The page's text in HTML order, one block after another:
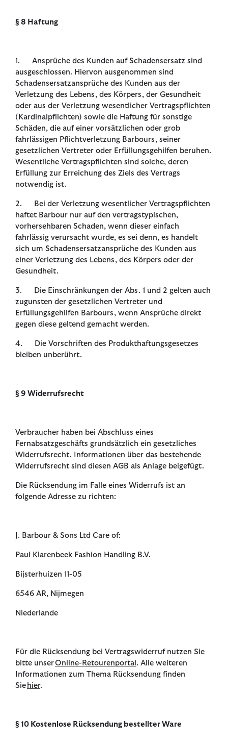
§ 8 Haftung
1. Ansprüche des Kunden auf Schadensersatz sind
ausgeschlossen. Hiervon ausgenommen sind
Schadensersatzansprüche des Kunden aus der
Verletzung des Lebens, des Körpers, der Gesundheit
oder aus der Verletzung wesentlicher Vertragspflichten
(Kardinalpflichten) sowie die Haftung für sonstige
Schäden, die auf einer vorsätzlichen oder grob
fahrlässigen Pflichtverletzung Barbours, seiner
gesetzlichen Vertreter oder Erfüllungsgehilfen beruhen.
Wesentliche Vertragspflichten sind solche, deren
Erfüllung zur Erreichung des Ziels des Vertrags
notwendig ist.
2. Bei der Verletzung wesentlicher Vertragspflichten
haftet Barbour nur auf den vertragstypischen,
vorhersehbaren Schaden, wenn dieser einfach
fahrlässig verursacht wurde, es sei denn, es handelt
sich um Schadensersatzansprüche des Kunden aus
einer Verletzung des Lebens, des Körpers oder der
Gesundheit.
3. Die Einschränkungen der Abs. 1 und 2 gelten auch
zugunsten der gesetzlichen Vertreter und
Erfüllungsgehilfen Barbours, wenn Ansprüche direkt
gegen diese geltend gemacht werden.
4. Die Vorschriften des Produkthaftungsgesetzes
bleiben unberührt.
§ 9 Widerrufsrecht
Verbraucher haben bei Abschluss eines
Fernabsatzgeschäfts grundsätzlich ein gesetzliches
Widerrufsrecht. Informationen über das bestehende
Widerrufsrecht sind diesen AGB als Anlage beigefügt.
Die Rücksendung im Falle eines Widerrufs ist an
folgende Adresse zu richten:
J. Barbour & Sons Ltd Care of:
Paul Klarenbeek Fashion Handling B.V.
Bijsterhuizen 11-05
6546 AR, Nijmegen
Niederlande
Für die Rücksendung bei Vertragswiderruf nutzen Sie
bitte unserOnline-Retourenportal . Alle weiteren
Informationen zum Thema Rücksendung finden
Sie hier.
§ 10 Kostenlose Rücksendung bestellter Ware